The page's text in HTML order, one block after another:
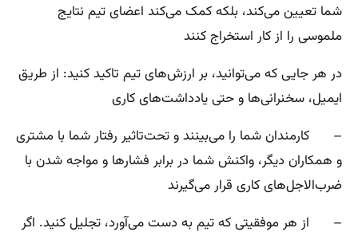
شما تعیین می‌کند، بلکه کمک می‌کند اعضای تیم نتایج
ملموسی را از کار استخراج کنند
در هر جایی که می‌توانید، بر ارزش‌های تیم تاکید کنید: از طریق
ایمیل، سخنرانی‌ها و حتی یادداشت‌های کاری
– کارمندان شما را می‌بینند و تحت‌تاثیر رفتار شما با مشتری
و همکاران دیگر، واکنش شما در برابر فشارها و مواجه شدن با
ضرب‌الاجل‌های کاری قرار می‌گیرند
– از هر موفقیتی که تیم به دست می‌آورد، تجلیل کنید. اگر